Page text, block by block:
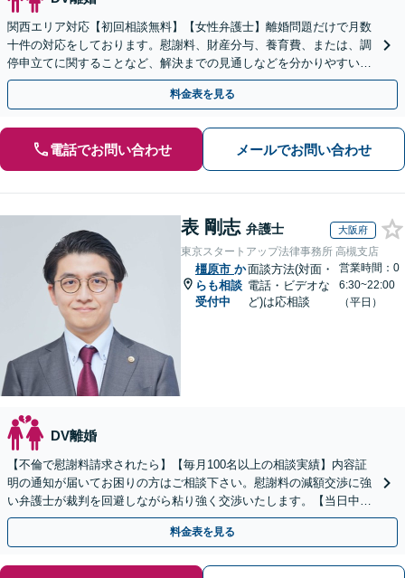
関西エリア対応【初回相談無料】【女性弁護士】離婚問題だけで月数
十件の対応をしております。慰謝料、財産分与、養育費、または、調
停申立てに関することなど、解決までの見通しなどを分かりやすい言
葉で丁寧にご説明します【完全個室】【丸太町駅3分】
料金表を見る
電話でお問い合わせ メールでお問い合わせ
表 剛志 弁護士 大阪府
東京スタートアップ法律事務所 高槻支店
橿原市 か
らも相談
受付中
面談方法(対面・
電話・ビデオな
ど)は応相談
営業時間：0
6:30~22:00
（平日）
DV離婚
【不倫で慰謝料請求されたら】【毎月100名以上の相談実績】内容証
明の通知が届いてお困りの方はご相談下さい。慰謝料の減額交渉に強
い弁護士が裁判を回避しながら粘り強く交渉いたします。【当日中の
相談可(予約制)】【全国対応】
料金表を見る